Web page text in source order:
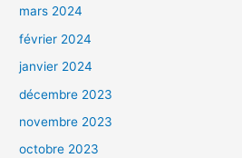
mars 2024
février 2024
janvier 2024
décembre 2023
novembre 2023
octobre 2023